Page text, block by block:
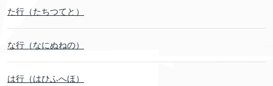
た行（たちつてと）
な行（なにぬねの）
は行（はひふへほ）